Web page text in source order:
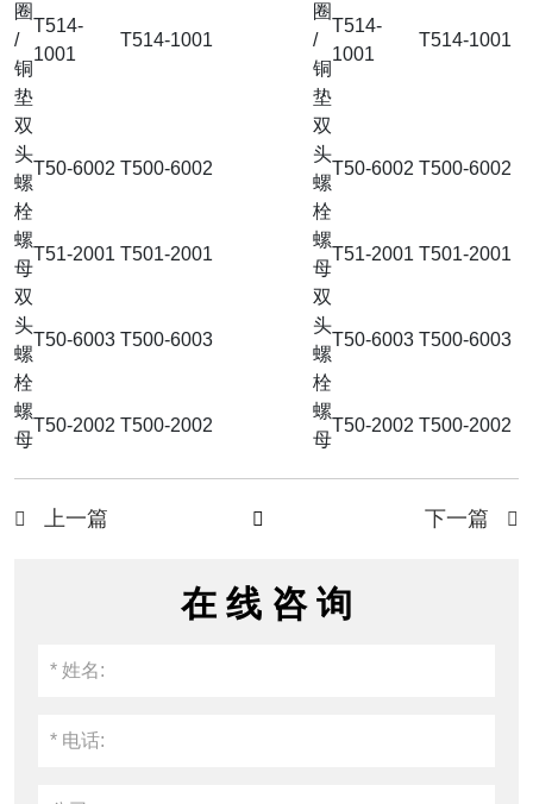
圈
/
铜
垫
T514-
1001
T514-1001
圈
/
铜
垫
T514-
1001
T514-1001
双
头
螺
栓
T50-6002 T500-6002
双
头
螺
栓
T50-6002 T500-6002
螺
母
T51-2001 T501-2001
螺
母
T51-2001 T501-2001
双
头
螺
栓
T50-6003 T500-6003
双
头
螺
栓
T50-6003 T500-6003
螺
母
T50-2002 T500-2002
螺
母
T50-2002 T500-2002
 上一篇  下一篇 
在 线 咨 询